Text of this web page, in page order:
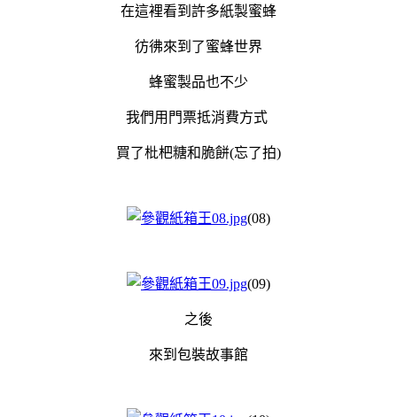
在這裡看到許多紙製蜜蜂
彷彿來到了蜜蜂世界
蜂蜜製品也不少
我們用門票抵消費方式
買了枇杷糖和脆餅(忘了拍)
(08)
(09)
之後
來到包裝故事館